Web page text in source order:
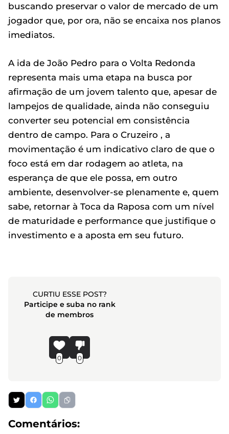
buscando preservar o valor de mercado de um
jogador que, por ora, não se encaixa nos planos
imediatos.
A ida de João Pedro para o Volta Redonda
representa mais uma etapa na busca por
afirmação de um jovem talento que, apesar de
lampejos de qualidade, ainda não conseguiu
converter seu potencial em consistência
dentro de campo. Para o Cruzeiro , a
movimentação é um indicativo claro de que o
foco está em dar rodagem ao atleta, na
esperança de que ele possa, em outro
ambiente, desenvolver-se plenamente e, quem
sabe, retornar à Toca da Raposa com um nível
de maturidade e performance que justifique o
investimento e a aposta em seu futuro.
CURTIU ESSE POST?
Participe e suba no rank
de membros
0 0
Comentários: